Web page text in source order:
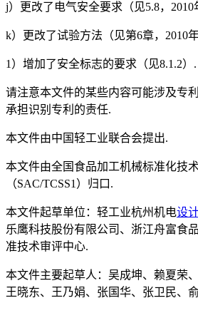
j）更改了电气安全要求（见5.8，2010
k）更改了试验方法（见第6章，2010
1）增加了安全标志的要求（见8.1.2）.
请注意本文件的某些内容可能涉及专
承担识别专利的责任.
本文件由中国轻工业联合会提出.
本文件由全国食品加工机械标准化技
（SAC/TCSS1）归口.
本文件起草单位：轻工业杭州机电设
乐鹰科技股份有限公司、浙江舟富食
准技术审评中心.
本文件主要起草人：吴成坤、赖夏荣
王晓东、王乃娟、张国华、张卫民、